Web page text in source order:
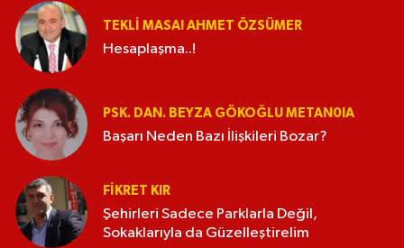
TEKLI MASA! AHMET ÖZSÜMER
Hesaplaşma..!
PSK. DAN. BEYZA GÖKOĞLU METAN0IA
Başarı Neden Bazı İlişkileri Bozar?
FIKRET KIR
Şehirleri Sadece Parklarla Değil,
Sokaklarıyla da Güzelleştirelim